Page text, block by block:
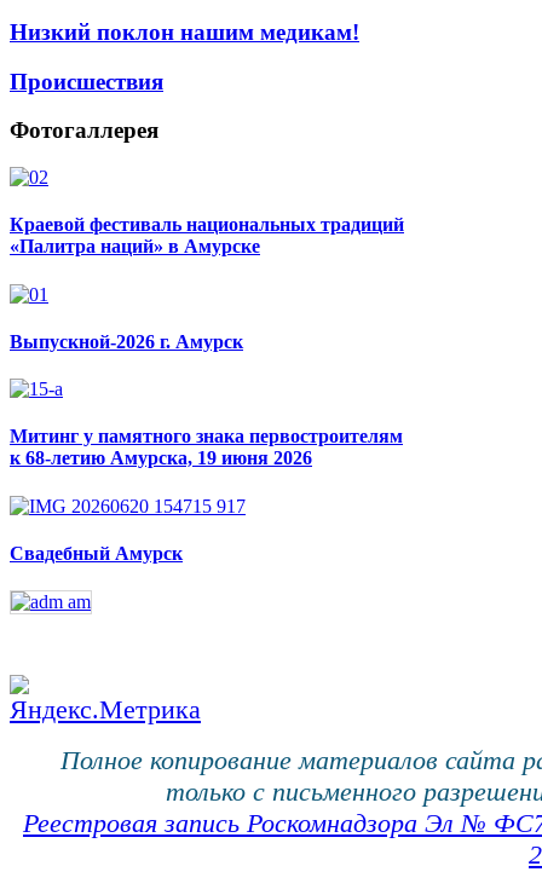
Низкий поклон нашим медикам!
Происшествия
Фотогаллерея
Краевой фестиваль национальных традиций
«Палитра наций» в Амурске
Выпускной-2026 г. Амурск
Митинг у памятного знака первостроителям
к 68-летию Амурска, 19 июня 2026
Свадебный Амурск
Полное копирование материалов сайта
только с письменного
Реестровая запись Роскомнадзора Эл №